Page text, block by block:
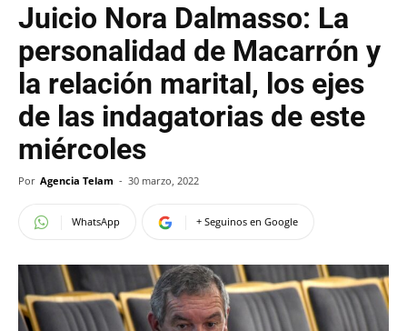
Juicio Nora Dalmasso: La
personalidad de Macarrón y
la relación marital, los ejes
de las indagatorias de este
miércoles
Por Agencia Telam - 30 marzo, 2022
WhatsApp + Seguinos en Google